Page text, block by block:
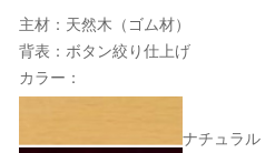
主材：天然木（ゴム材）
背表：ボタン絞り仕上げ
カラー：
ナチュラル